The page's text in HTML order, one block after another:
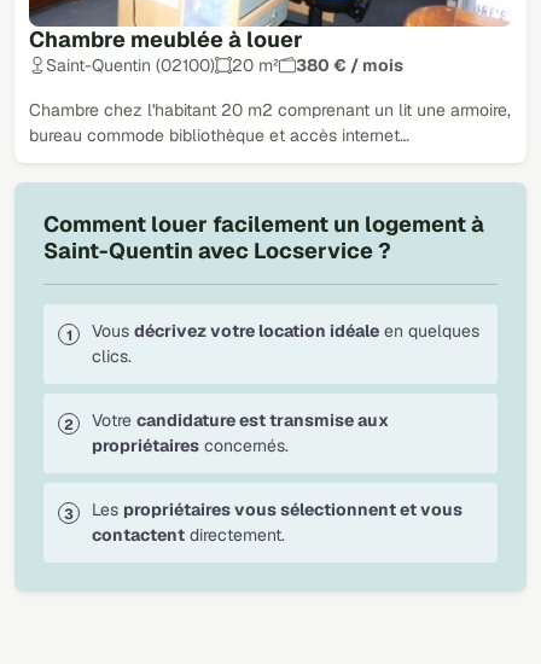
Chambre meublée à louer
Saint-Quentin (02100) 20 m² 380 € / mois
Chambre chez l'habitant 20 m2 comprenant un lit une armoire,
bureau commode bibliothèque et accès internet…
Comment louer facilement un logement à
Saint-Quentin avec Locservice ?
Vous décrivez votre location idéale en quelques
clics.
Votre candidature est transmise aux
propriétaires concernés.
Les propriétaires vous sélectionnent et vous
contactent directement.